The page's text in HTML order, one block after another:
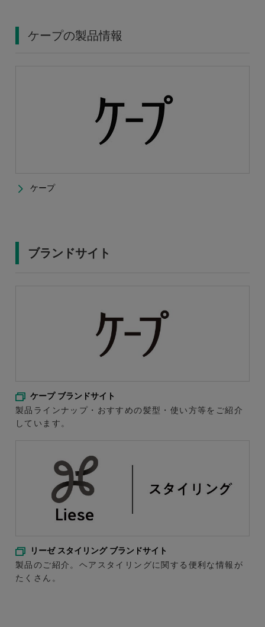
ケープの製品情報
ケープ
ブランドサイト
ケープ ブランドサイト
製品ラインナップ・おすすめの髪型・使い方等をご紹介
しています。
リーゼ スタイリング ブランドサイト
製品のご紹介。ヘアスタイリングに関する便利な情報が
たくさん。